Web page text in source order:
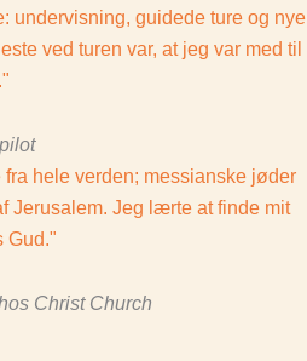
undervisning, guidede ture og nye
ved turen var, at jeg var med til
hele verden; messianske jøder
Jerusalem. Jeg lærte at finde mit
Gud."
Christ Church